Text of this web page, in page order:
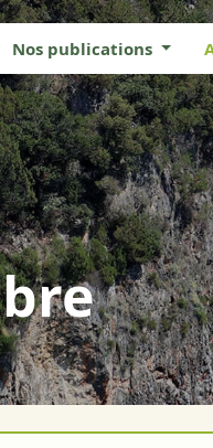
Nos publications